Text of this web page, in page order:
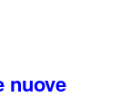
nuove